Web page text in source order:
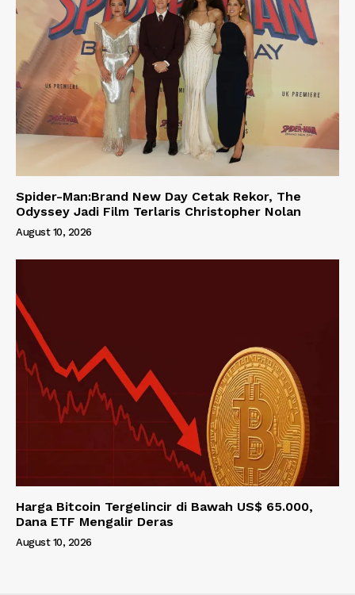
Spider-Man:Brand New Day Cetak Rekor, The
Odyssey Jadi Film Terlaris Christopher Nolan
August 10, 2026
Harga Bitcoin Tergelincir di Bawah US$ 65.000,
Dana ETF Mengalir Deras
August 10, 2026